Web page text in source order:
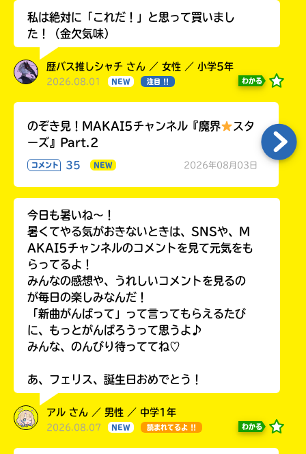
私は絶対に「これだ！」と思って買いまし
た！（金欠気味）
歴バス推しシャチ さん ／ 女性 ／ 小学5年
2026.08.01 NEW 注目 !! わかる
のぞき見！MAKAI5チャンネル『魔界
スタ
ーズ』Part.2
コメント 35 NEW 2026年08月03日
今日も暑いね〜！
暑くてやる気がおきないときは、SNSや、M
AKAI5チャンネルのコメントを見て元気をも
らってるよ！
みんなの感想や、うれしいコメントを見るの
が毎日の楽しみなんだ！
「新曲がんばって」って言ってもらえるたび
に、もっとがんばろうって思うよ♪
みんな、のんびり待っててね♡
あ、フェリス、誕生日おめでとう！
アル さん ／ 男性 ／ 中学1年
2026.08.07 NEW 読まれてるよ !! わかる